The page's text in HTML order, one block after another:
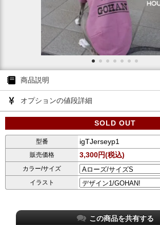
商品説明
オプションの値段詳細
SOLD OUT
型番 igTJerseyp1
販売価格 3,300円(税込)
カラー/サイズ
イラスト
この商品を共有する